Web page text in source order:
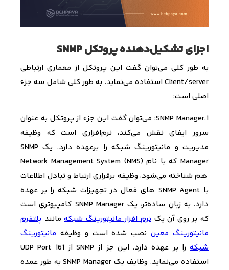
اجزای تشکیل‌دهنده پروتکل SNMP
به طور کلی می‌­توان گفت این پروتکل از معماری ارتباطی
Client/server استفاده می‌­نماید. به طور کلی شامل سه جزء
اصلی است:
1.
SNMP Manager: می‌­توان گفت این جزء از پروتکل به عنوان
سرور ایفای نقش می‌­کند، نرم‌افزاری است که وظیفه
مدیریت و مانیتورینگ شبکه را برعهده دارد. یک SNMP
Manager که با نام Network Management System (NMS)
هم شناخته می‌شود، وظیفه برقراری ارتباط و تبادل اطلاعات
با SNMP Agent های فعال در تجهیزات شبکه را بر عهده
دارد. به زبان ساده‌تر، یک SNMP Manager کامپیوتری است
که بر روی آن یک نرم افزار مانیتورینگ شبکهمانند پلتفرم
مانیتورینگ معین نصب شده است و وظیفه مانیتورینگ
شبکه را بر عهده دارد. این جز از SNMP از UDP Port 161
استفاده می‌­نماید. وظایف یک SNMP Manager به طور عمده